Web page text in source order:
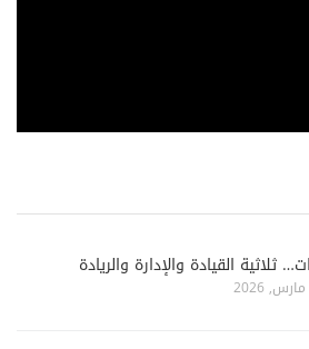
ثلاثية القيادة والإدارة والريادة